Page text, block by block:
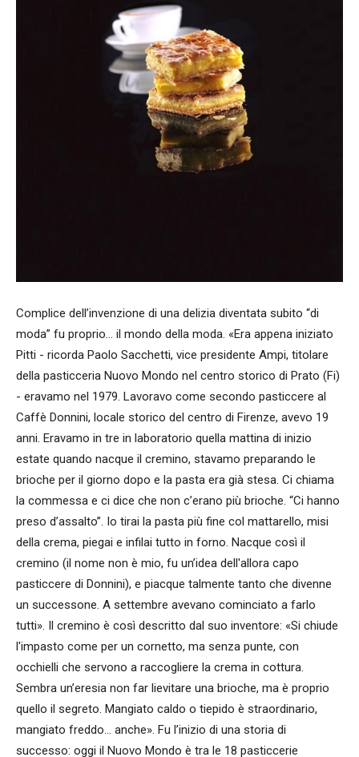
Complice dell’invenzione di una delizia diventata subito “di
moda” fu proprio… il mondo della moda. «Era appena iniziato
Pitti - ricorda Paolo Sacchetti, vice presidente Ampi, titolare
della pasticceria Nuovo Mondo nel centro storico di Prato (Fi)
- eravamo nel 1979. Lavoravo come secondo pasticcere al
Caffè Donnini, locale storico del centro di Firenze, avevo 19
anni. Eravamo in tre in laboratorio quella mattina di inizio
estate quando nacque il cremino, stavamo preparando le
brioche per il giorno dopo e la pasta era già stesa. Ci chiama
la commessa e ci dice che non c’erano più brioche. “Ci hanno
preso d’assalto”. Io tirai la pasta più fine col mattarello, misi
della crema, piegai e infilai tutto in forno. Nacque così il
cremino (il nome non è mio, fu un’idea dell'allora capo
pasticcere di Donnini), e piacque talmente tanto che divenne
un successone. A settembre avevano cominciato a farlo
tutti». Il cremino è così descritto dal suo inventore: «Si chiude
l'impasto come per un cornetto, ma senza punte, con
occhielli che servono a raccogliere la crema in cottura.
Sembra un’eresia non far lievitare una brioche, ma è proprio
quello il segreto. Mangiato caldo o tiepido è straordinario,
mangiato freddo… anche». Fu l’inizio di una storia di
successo: oggi il Nuovo Mondo è tra le 18 pasticcerie